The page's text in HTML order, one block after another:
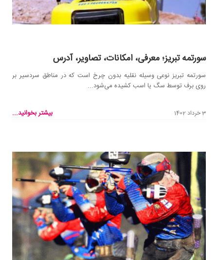
سورتمه تبریز؛ معرفی، امکانات، تصاویر، آدرس
سورتمه تبریز نوعی وسیله نقلیه بدون چرخ است که در مناطق سردسیر بر
روی برف توسط سگ یا اسب کشیده می‌شود...
3 خرداد 1402 بیشتر بخوانید...